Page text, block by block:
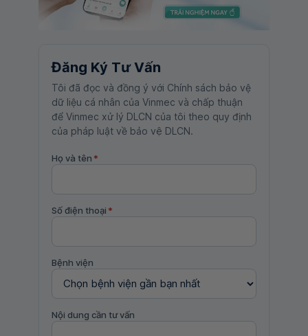
Đăng Ký Tư Vấn
Tôi đã đọc và đồng ý với Chính sách bảo vệ
dữ liệu cá nhân của Vinmec và chấp thuận
để Vinmec xử lý DLCN của tôi theo quy định
của pháp luật về bảo vệ DLCN.
Họ và tên *
Số điện thoại *
Bệnh viện
Nội dung cần tư vấn